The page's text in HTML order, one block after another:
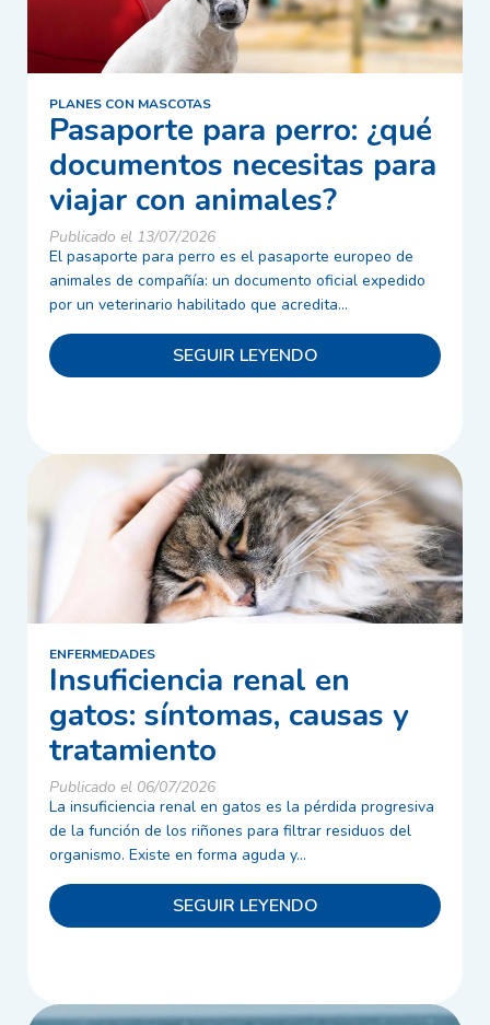
PLANES CON MASCOTAS
Pasaporte para perro: ¿qué
documentos necesitas para
viajar con animales?
Publicado el 13/07/2026
El pasaporte para perro es el pasaporte europeo de
animales de compañía: un documento oficial expedido
por un veterinario habilitado que acredita...
SEGUIR LEYENDO
ENFERMEDADES
Insuficiencia renal en
gatos: síntomas, causas y
tratamiento
Publicado el 06/07/2026
La insuficiencia renal en gatos es la pérdida progresiva
de la función de los riñones para filtrar residuos del
organismo. Existe en forma aguda y...
SEGUIR LEYENDO